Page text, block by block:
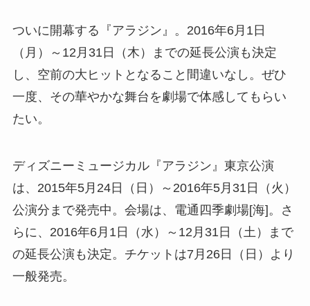
ついに開幕する『アラジン』。2016年6月1日
（月）～12月31日（木）までの延長公演も決定
し、空前の大ヒットとなること間違いなし。ぜひ
一度、その華やかな舞台を劇場で体感してもらい
たい。
ディズニーミュージカル『アラジン』東京公演
は、2015年5月24日（日）～2016年5月31日（火）
公演分まで発売中。会場は、電通四季劇場[海]。さ
らに、2016年6月1日（水）～12月31日（土）まで
の延長公演も決定。チケットは7月26日（日）より
一般発売。